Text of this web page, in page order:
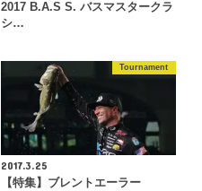
2017 B.A.S S. バスマスタークラ
シ…
Tournament
2017.3.25
【特集】ブレントエーラー